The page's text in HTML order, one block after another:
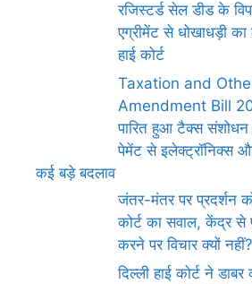
रजिस्टर्ड सेल डीड के
एग्रीमेंट से धोखाधड़ी
हाई कोर्ट
Taxation and
Amendment Bill
पारित हुआ टैक्स
पेमेंट से इलेक्ट्रॉनिक्स
कई बड़े बदलाव
जंतर-मंतर पर प्रदर्शन
कोर्ट का सवाल, केंद्र से
करने पर विचार क्यों नहीं?
दिल्ली हाई कोर्ट ने